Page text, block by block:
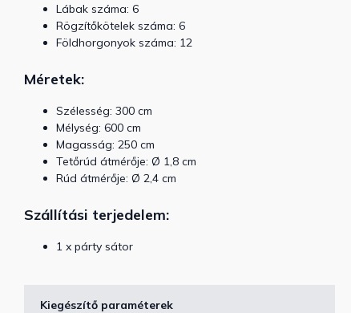
Lábak száma: 6
Rögzítőkötelek száma: 6
Földhorgonyok száma: 12
Méretek:
Szélesség: 300 cm
Mélység: 600 cm
Magasság: 250 cm
Tetőrúd átmérője: Ø 1,8 cm
Rúd átmérője: Ø 2,4 cm
Szállítási terjedelem:
1 x párty sátor
Kiegészítő paraméterek